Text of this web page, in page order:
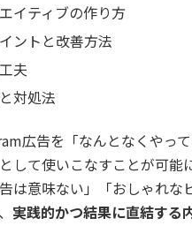
イティブの作り方
ントと改善方法
夫
対処法
広告を「なんとなくやっ
して使いこなすことが可能
は意味ない」「おしゃれ
実践的かつ結果に直結する